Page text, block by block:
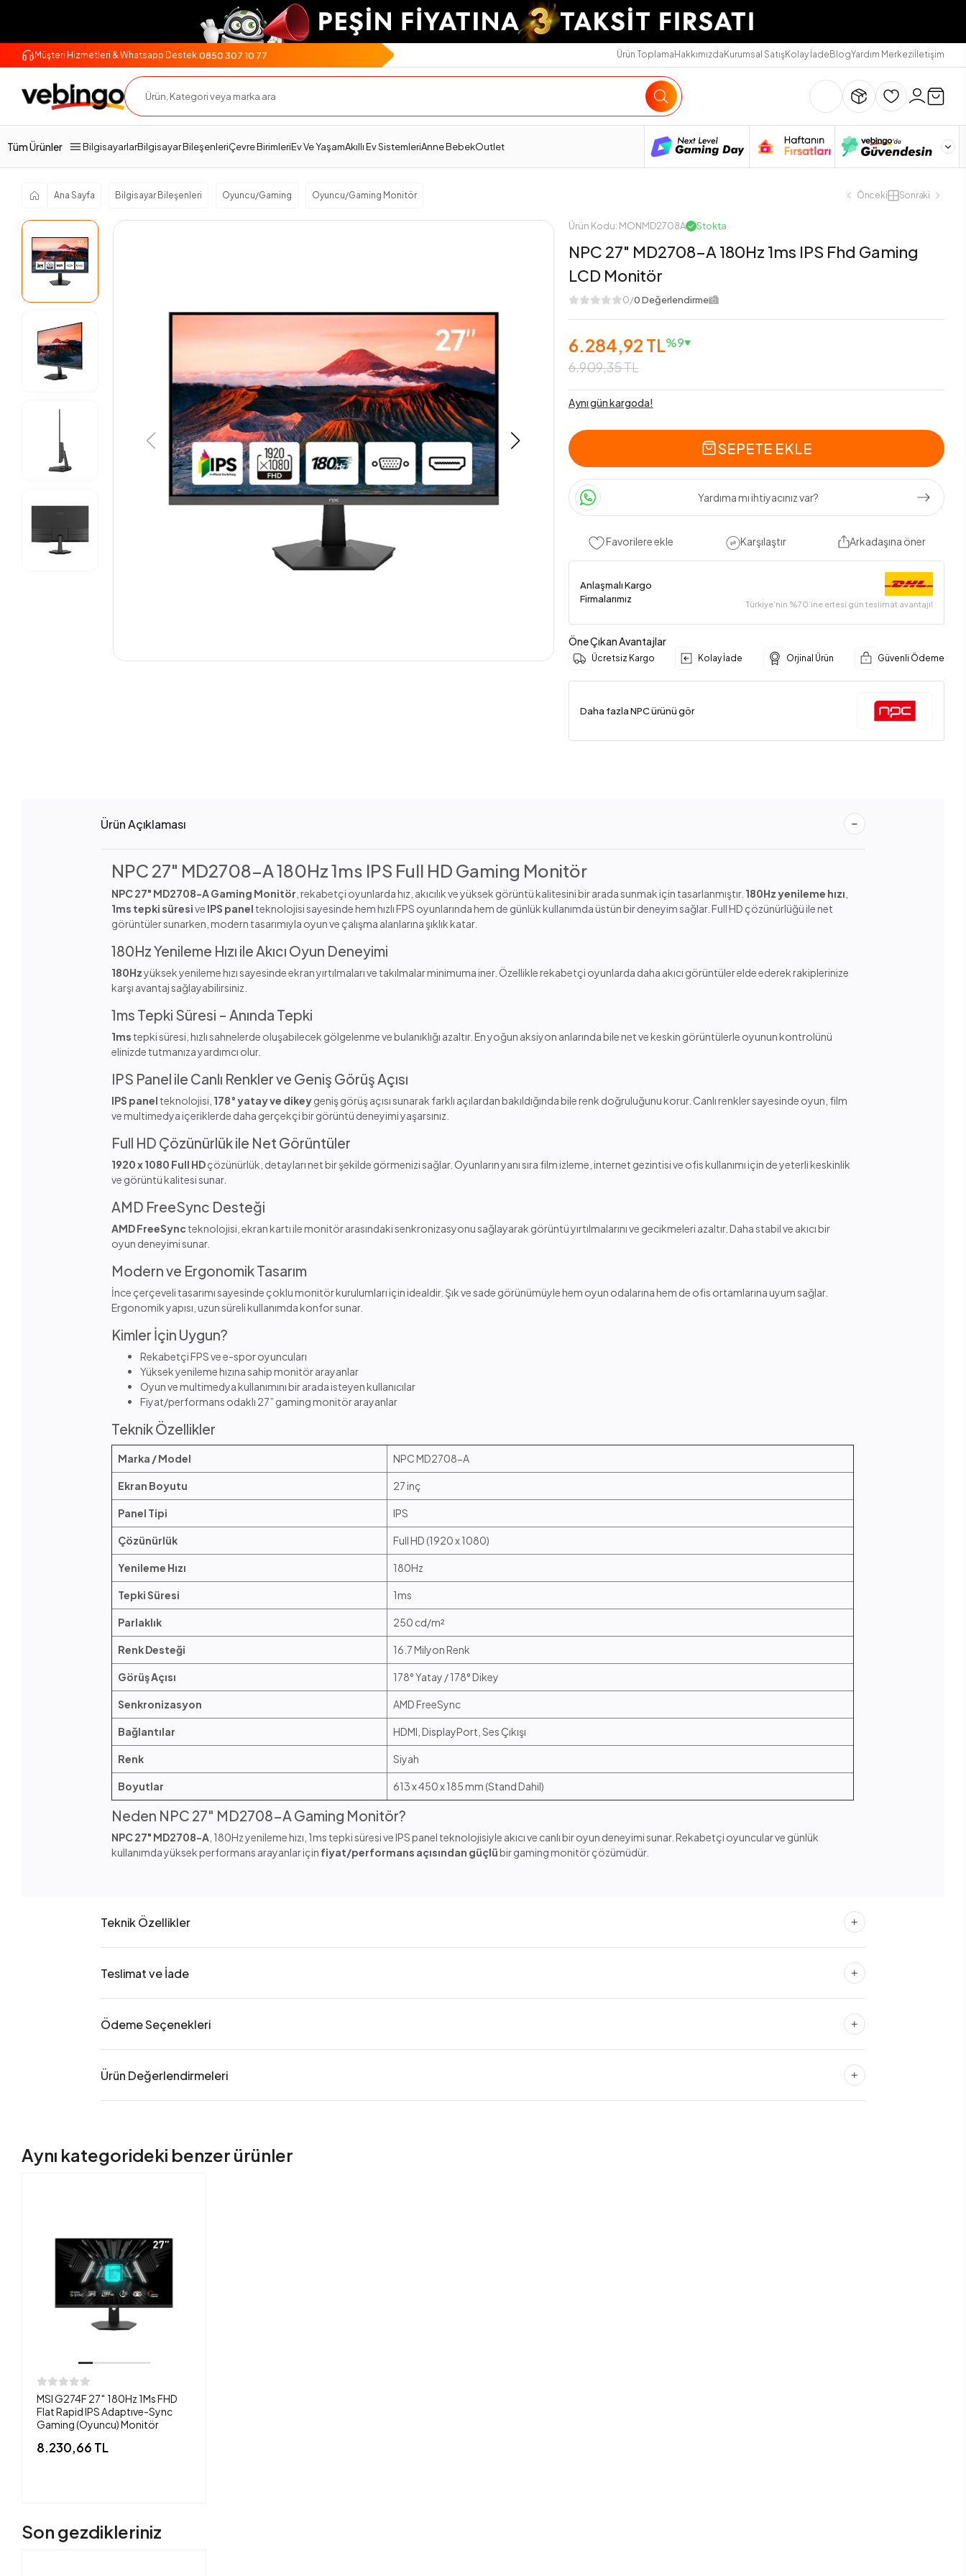
Müşteri Hizmetleri & Whatsapp Destek:0850 307 10 77 Ürün ToplamaHakkımızdaKurumsal SatışKolay İadeBlogYardım Merkeziİletişim
Tüm Ürünler BilgisayarlarBilgisayar BileşenleriÇevre BirimleriEv Ve YaşamAkıllı Ev SistemleriAnne BebekOutlet
Ana Sayfa Bilgisayar Bileşenleri Oyuncu/Gaming Oyuncu/Gaming Monitör Önceki Sonraki
Ürün Kodu: MONMD2708A Stokta
NPC 27" MD2708-A 180Hz 1ms IPS Fhd Gaming
LCD Monitör
0/0 Değerlendirme
6.284,92 TL
6.909,35 TL
%9
Aynı gün kargoda!
SEPETE EKLE
Yardıma mı ihtiyacınız var?
Favorilere ekle Karşılaştır Arkadaşına öner
Anlaşmalı Kargo
Firmalarımız
Türkiye’nin %70’ine ertesi gün teslimat avantajı!
Öne Çıkan Avantajlar
Ücretsiz Kargo Kolay İade Orjinal Ürün Güvenli Ödeme
Daha fazla NPC ürünü gör
Ürün Açıklaması Teknik Özellikler Teslimat Ve İade Ödeme Seçenekleri Değerlendirmeler
Ürün Açıklaması
NPC 27" MD2708-A 180Hz 1ms IPS Full HD Gaming Monitör
NPC 27" MD2708-A Gaming Monitör , rekabetçi oyunlarda hız, akıcılık ve yüksek görüntü kalitesini bir arada sunmak için tasarlanmıştır. 180Hz yenileme hızı
1ms tepki süresive IPS panel teknolojisi sayesinde hem hızlı FPS oyunlarında hem de günlük kullanımda üstün bir deneyim sağlar. Full HD çözünürlüğü ile net
görüntüler sunarken, modern tasarımıyla oyun ve çalışma alanlarına şıklık katar.
180Hz Yenileme Hızı ile Akıcı Oyun Deneyimi
180Hzyüksek yenileme hızı sayesinde ekran yırtılmaları ve takılmalar minimuma iner. Özellikle rekabetçi oyunlarda daha akıcı görüntüler elde ederek rakiplerinize
karşı avantaj sağlayabilirsiniz.
1ms Tepki Süresi – Anında Tepki
1ms tepki süresi, hızlı sahnelerde oluşabilecek gölgelenme ve bulanıklığı azaltır. En yoğun aksiyon anlarında bile net ve keskin görüntülerle oyunun kontrolünü
elinizde tutmanıza yardımcı olur.
IPS Panel ile Canlı Renkler ve Geniş Görüş Açısı
IPS panel teknolojisi, 178° yatay ve dikeygeniş görüş açısı sunarak farklı açılardan bakıldığında bile renk doğruluğunu korur. Canlı renkler sayesinde oyun, film
ve multimedya içeriklerde daha gerçekçi bir görüntü deneyimi yaşarsınız.
Full HD Çözünürlük ile Net Görüntüler
1920 x 1080 Full HDçözünürlük, detayları net bir şekilde görmenizi sağlar. Oyunların yanı sıra film izleme, internet gezintisi ve ofis kullanımı için de yeterli keskinlik
ve görüntü kalitesi sunar.
AMD FreeSync Desteği
AMD FreeSyncteknolojisi, ekran kartı ile monitör arasındaki senkronizasyonu sağlayarak görüntü yırtılmalarını ve gecikmeleri azaltır. Daha stabil ve akıcı bir
oyun deneyimi sunar.
Modern ve Ergonomik Tasarım
İnce çerçeveli tasarımı sayesinde çoklu monitör kurulumları için idealdir. Şık ve sade görünümüyle hem oyun odalarına hem de ofis ortamlarına uyum sağlar.
Ergonomik yapısı, uzun süreli kullanımda konfor sunar.
Kimler İçin Uygun?
Rekabetçi FPS ve e-spor oyuncuları
Yüksek yenileme hızına sahip monitör arayanlar
Oyun ve multimedya kullanımını bir arada isteyen kullanıcılar
Fiyat/performans odaklı 27” gaming monitör arayanlar
Teknik Özellikler
Marka / Model NPC MD2708-A
Ekran Boyutu 27 inç
Panel Tipi IPS
Çözünürlük Full HD (1920 x 1080)
Yenileme Hızı 180Hz
Tepki Süresi 1ms
Parlaklık 250 cd/m²
Renk Desteği 16.7 Milyon Renk
Görüş Açısı 178° Yatay / 178° Dikey
Senkronizasyon AMD FreeSync
Bağlantılar HDMI, DisplayPort, Ses Çıkışı
Renk Siyah
Boyutlar 613 x 450 x 185 mm (Stand Dahil)
Neden NPC 27" MD2708-A Gaming Monitör?
NPC 27" MD2708-A , 180Hz yenileme hızı, 1ms tepki süresi ve IPS panel teknolojisiyle akıcı ve canlı bir oyun deneyimi sunar. Rekabetçi oyuncular ve günlük
kullanımda yüksek performans arayanlar için fiyat/performans açısından güçlübir gaming monitör çözümüdür.
Teknik Özellikler
Teslimat ve İade
Ödeme Seçenekleri
Ürün Değerlendirmeleri
Aynı kategorideki benzer ürünler
MSI G274F 27″ 180Hz 1Ms FHD
Flat Rapid IPS Adaptıve-Sync
Gaming (Oyuncu) Monitör
8.230,66 TL
Son gezdikleriniz